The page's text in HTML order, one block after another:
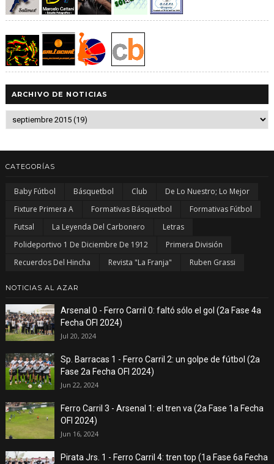
ARCHIVO DE NOTICIAS
CATEGORÍAS
Baby Fútbol Básquetbol Club
De Lo Nuestro; Lo Mejor
Fixture Primera A
Formativas Básquetbol
Formativas Fútbol
Futsal
La Leyenda Del Carbonero
Letras
Polideportivo 1 De Diciembre De 1912
Primera División
Recuerdos Del Hincha
Revista "La Franja" Ruben Grassi
NOTICIAS AL AZAR
Arsenal 0 - Ferro Carril 0: faltó sólo el gol (2a Fase 4a
Fecha OFI 2024)
Jul 20, 2024
Sp. Barracas 1 - Ferro Carril 2: un golpe de fútbol (2a
Fase 2a Fecha OFI 2024)
Jun 22, 2024
Ferro Carril 3 - Arsenal 1: el tren va (2a Fase 1a Fecha
OFI 2024)
Jun 16, 2024
Pirata Jrs. 1 - Ferro Carril 4: tren top (1a Fase 6a Fecha